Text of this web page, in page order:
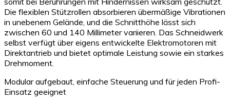
Die flexiblen Stützrollen absorbieren übermäßige Vibrationen
in unebenem Gelände, und die Schnitthöhe lässt sich
zwischen 60 und 140 Millimeter variieren. Das Schneidwerk
selbst verfügt über eigens entwickelte Elektromotoren mit
Direktantrieb und bietet optimale Leistung sowie ein starkes
Drehmoment.
Modular aufgebaut, einfache Steuerung und für jeden Profi-
Einsatz geeignet